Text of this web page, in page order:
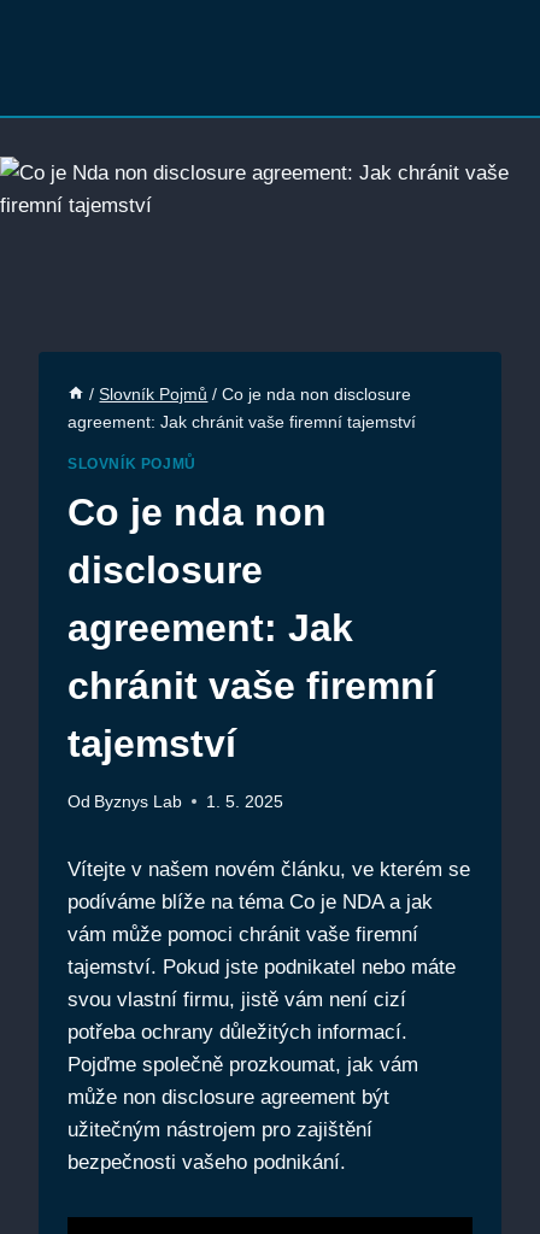
/ Slovník Pojmů / Co je nda non disclosure
agreement: Jak chránit vaše firemní tajemství
SLOVNÍK POJMŮ
Co je nda non
disclosure
agreement: Jak
chránit vaše firemní
tajemství
Od Byznys Lab 1. 5. 2025
Vítejte v našem novém článku, ve kterém se
podíváme blíže na téma Co je NDA a jak
vám může pomoci chránit vaše firemní
tajemství. Pokud jste podnikatel nebo máte
svou vlastní firmu, jistě vám není cizí
potřeba ochrany důležitých informací.
Pojďme společně prozkoumat, jak vám
může non disclosure agreement být
užitečným nástrojem pro zajištění
bezpečnosti vašeho podnikání.